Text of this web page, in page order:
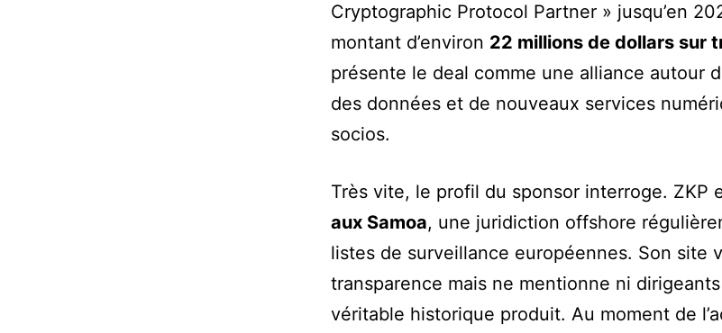
Cryptographic Protocol Partner » jusqu’en
montant d’environ 22 millions de dollars sur
présente le deal comme une alliance autour
des données et de nouveaux services
socios.
Très vite, le profil du sponsor interroge. ZKP
aux Samoa, une juridiction offshore
listes de surveillance européennes. Son site
transparence mais ne mentionne ni
véritable historique produit. Au moment de